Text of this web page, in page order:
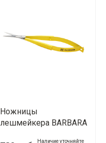
Ножницы
лешмейкера BARBARA
Наличие уточняйте